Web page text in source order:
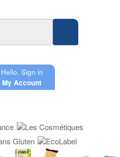
Hello. Sign in
My Account